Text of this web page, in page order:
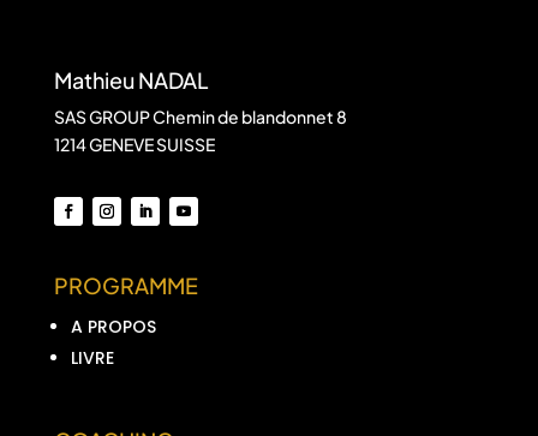
Mathieu NADAL
SAS GROUP Chemin de blandonnet 8
1214 GENEVE SUISSE
PROGRAMME
A PROPOS
LIVRE